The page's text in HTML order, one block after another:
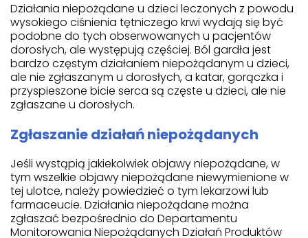
Działania niepożądane u dzieci leczonych z powodu
wysokiego ciśnienia tętniczego krwi wydają się być
podobne do tych obserwowanych u pacjentów
dorosłych, ale występują częściej. Ból gardła jest
bardzo częstym działaniem niepożądanym u dzieci,
ale nie zgłaszanym u dorosłych, a katar, gorączka i
przyspieszone bicie serca są częste u dzieci, ale nie
zgłaszane u dorosłych.
Zgłaszanie działań niepożądanych
Jeśli wystąpią jakiekolwiek objawy niepożądane, w
tym wszelkie objawy niepożądane niewymienione w
tej ulotce, należy powiedzieć o tym lekarzowi lub
farmaceucie. Działania niepożądane można
zgłaszać bezpośrednio do Departamentu
Monitorowania Niepożądanych Działań Produktów